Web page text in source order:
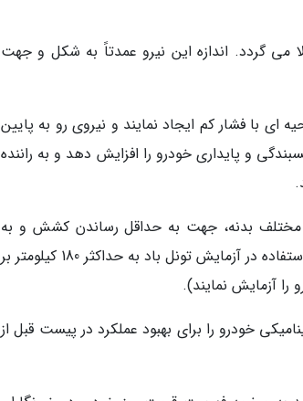
می گردد. اندازه این نیرو عمدتاً به شکل و جهت
ای با فشار کم ایجاد نمایند و نیروی رو به پایین
و پایداری خودرو را افزایش دهد و به راننده
بدنه، جهت به حداقل رساندن کشش و به
حداکثر رساندن نیروی رو به پایین استفاده می نمایند (اگرچه سرعت مورداستفاده در آزمایش تونل باد به حداکثر 180 کیلومتر بر
آزمایش نمایند).
خودرو را برای بهبود عملکرد در پیست قبل از